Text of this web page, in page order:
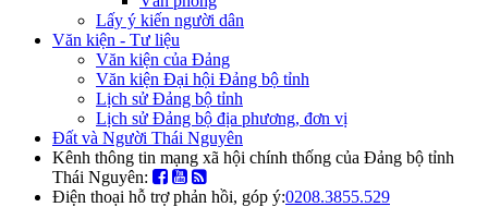
Lấy ý kiến người dân
Văn kiện - Tư liệu
Văn kiện của Đảng
Văn kiện Đại hội Đảng bộ tỉnh
Lịch sử Đảng bộ tỉnh
Lịch sử Đảng bộ địa phương, đơn vị
Đất và Người Thái Nguyên
Kênh thông tin mạng xã hội chính thống của Đảng bộ tỉnh
Thái Nguyên:
Điện thoại hỗ trợ phản hồi, góp ý:0208.3855.529